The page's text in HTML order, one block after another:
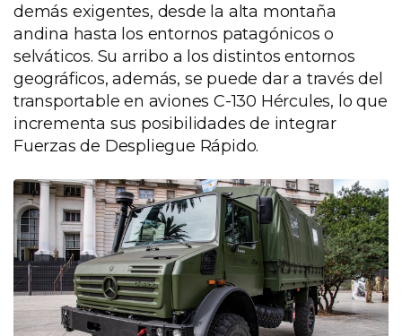
demás exigentes, desde la alta montaña
andina hasta los entornos patagónicos o
selváticos. Su arribo a los distintos entornos
geográficos, además, se puede dar a través del
transportable en aviones C-130 Hércules, lo que
incrementa sus posibilidades de integrar
Fuerzas de Despliegue Rápido.